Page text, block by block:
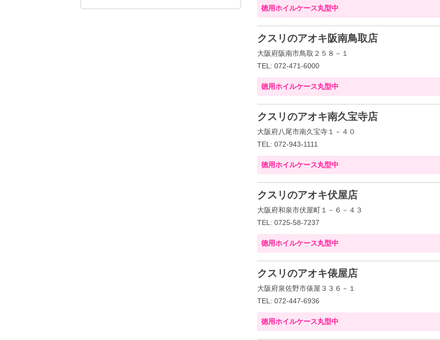
徳用ホイルケース丸型中
クスリのアオキ阪南鳥取店
大阪府阪南市鳥取２５８－１
TEL: 072-471-6000
徳用ホイルケース丸型中
クスリのアオキ南久宝寺店
大阪府八尾市南久宝寺１－４０
TEL: 072-943-1111
徳用ホイルケース丸型中
クスリのアオキ伏屋店
大阪府和泉市伏屋町１－６－４３
TEL: 0725-58-7237
徳用ホイルケース丸型中
クスリのアオキ俵屋店
大阪府泉佐野市俵屋３３６－１
TEL: 072-447-6936
徳用ホイルケース丸型中